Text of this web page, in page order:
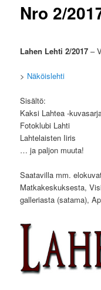
Nro 2/
Lahen Lehti 2/2017–
> Näköislehti
Sisältö:
Kaksi Lahtea -
Fotoklubi Lahti
Lahtelaisten Iiris
… ja paljon muuta!
Saatavilla mm.
Matkakeskuksesta,
galleriasta (satama),